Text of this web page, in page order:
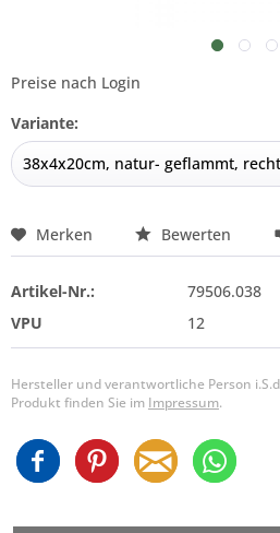
Preise nach Login
Variante:
Merken Bewerten
Artikel-Nr.:
79506.038
VPU
12
Hersteller und verantwortliche Person
Produkt finden Sie im Impressum.